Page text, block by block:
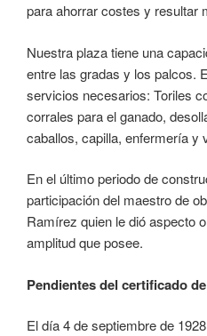
para ahorrar costes y resultar
Nuestra plaza tiene una
entre las gradas y los palcos.
servicios necesarios: Toriles
corrales para el ganado,
caballos, capilla, enfermería y
En el último periodo de
participación del maestro de
Ramírez quien le dió aspecto
amplitud que posee.
Pendientes del certificado
El día 4 de septiembre de